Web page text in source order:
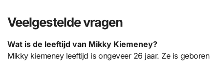
Veelgestelde vragen
Wat is de leeftijd van Mikky Kiemeney?
Mikky kiemeney leeftijd is ongeveer 26 jaar. Ze is geboren